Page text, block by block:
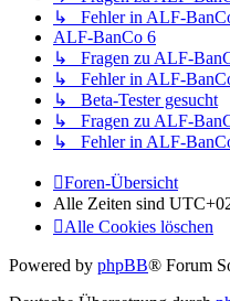
↳ Fehler in ALF-
ALF-BanCo 6
↳ Fragen zu ALF-
↳ Fehler in ALF-
↳ Beta-Tester gesucht
↳ Fragen zu ALF-
↳ Fehler in ALF-
Foren-Übersicht
Alle Zeiten sind
Alle Cookies löschen
Powered by phpBB® Forum